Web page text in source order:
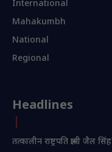
International
Mahakumbh
National
Regional
Headlines
तत्कालीन राष्ट्रपति ज्ञानी जैल